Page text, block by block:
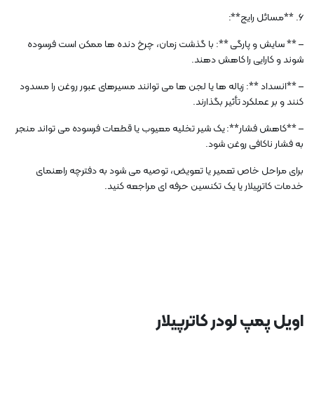
6. **مسائل رایج**:
– ** سایش و پارگی **: با گذشت زمان، چرخ دنده ها ممکن است فرسوده
شوند و کارایی را کاهش دهند.
– **انسداد **: زباله ها یا لجن ها می توانند مسیرهای عبور روغن را مسدود
کنند و بر عملکرد تأثیر بگذارند.
– **کاهش فشار**: یک شیر تخلیه معیوب یا قطعات فرسوده می تواند منجر
به فشار ناکافی روغن شود.
برای مراحل خاص تعمیر یا تعویض، توصیه می شود به دفترچه راهنمای
خدمات کاترپیلار یا یک تکنسین حرفه ای مراجعه کنید.
اویل پمپ لودر کاترپیلار